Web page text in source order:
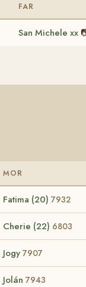
FAR
San Michele xx
MOR
Fatima (20) 7932
Cherie (22) 6803
Jogy 7907
Jolán 7943